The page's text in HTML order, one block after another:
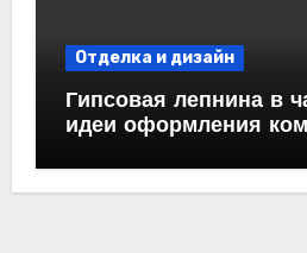
Отделка и дизайн
Гипсовая лепнина в
идеи оформления